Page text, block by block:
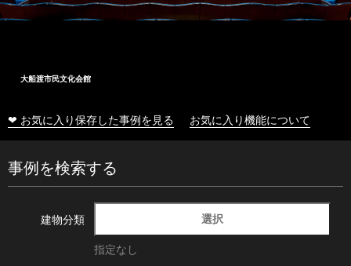
大船渡市民文化会館
❤ お気に入り保存した事例を見る お気に入り機能について
事例を検索する
建物分類 選択
指定なし